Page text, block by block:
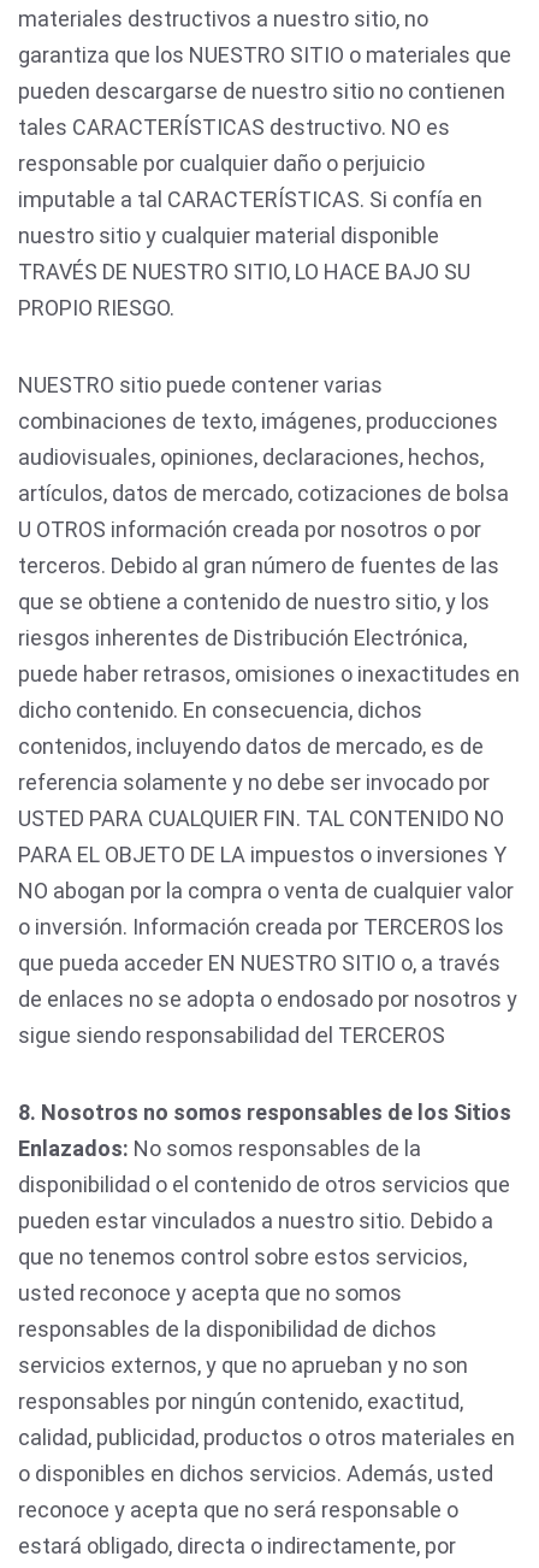
materiales destructivos a nuestro sitio, no
garantiza que los NUESTRO SITIO o materiales que
pueden descargarse de nuestro sitio no contienen
tales CARACTERÍSTICAS destructivo. NO es
responsable por cualquier daño o perjuicio
imputable a tal CARACTERÍSTICAS. Si confía en
nuestro sitio y cualquier material disponible
TRAVÉS DE NUESTRO SITIO, LO HACE BAJO SU
PROPIO RIESGO.
NUESTRO sitio puede contener varias
combinaciones de texto, imágenes, producciones
audiovisuales, opiniones, declaraciones, hechos,
artículos, datos de mercado, cotizaciones de bolsa
U OTROS información creada por nosotros o por
terceros. Debido al gran número de fuentes de las
que se obtiene a contenido de nuestro sitio, y los
riesgos inherentes de Distribución Electrónica,
puede haber retrasos, omisiones o inexactitudes en
dicho contenido. En consecuencia, dichos
contenidos, incluyendo datos de mercado, es de
referencia solamente y no debe ser invocado por
USTED PARA CUALQUIER FIN. TAL CONTENIDO NO
PARA EL OBJETO DE LA impuestos o inversiones Y
NO abogan por la compra o venta de cualquier valor
o inversión. Información creada por TERCEROS los
que pueda acceder EN NUESTRO SITIO o, a través
de enlaces no se adopta o endosado por nosotros y
sigue siendo responsabilidad del TERCEROS
8. Nosotros no somos responsables de los Sitios
Enlazados: No somos responsables de la
disponibilidad o el contenido de otros servicios que
pueden estar vinculados a nuestro sitio. Debido a
que no tenemos control sobre estos servicios,
usted reconoce y acepta que no somos
responsables de la disponibilidad de dichos
servicios externos, y que no aprueban y no son
responsables por ningún contenido, exactitud,
calidad, publicidad, productos o otros materiales en
o disponibles en dichos servicios. Además, usted
reconoce y acepta que no será responsable o
estará obligado, directa o indirectamente, por